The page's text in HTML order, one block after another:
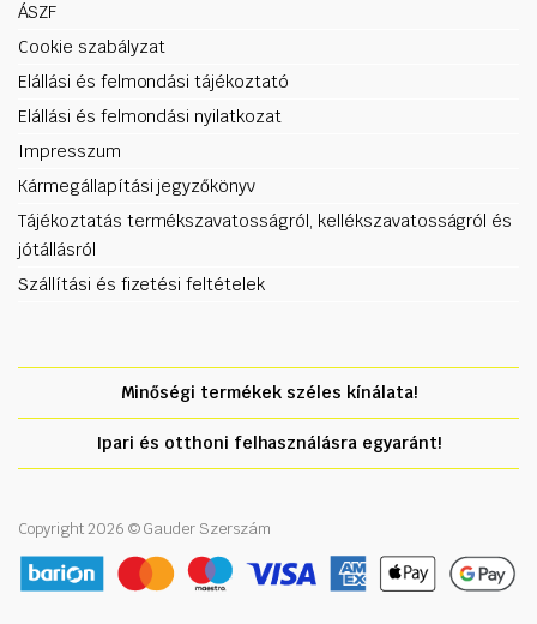
ÁSZF
Cookie szabályzat
Elállási és felmondási tájékoztató
Elállási és felmondási nyilatkozat
Impresszum
Kármegállapítási jegyzőkönyv
Tájékoztatás termékszavatosságról, kellékszavatosságról és
jótállásról
Szállítási és fizetési feltételek
Minőségi termékek széles kínálata!
Ipari és otthoni felhasználásra egyaránt!
Copyright 2026 © Gauder Szerszám